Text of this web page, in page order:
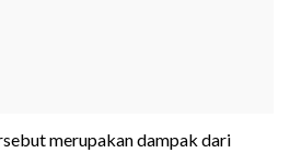
merupakan dampak dari